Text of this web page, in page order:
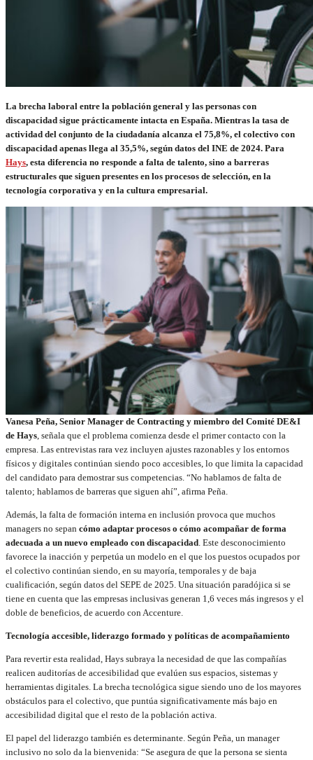
La brecha laboral entre la población general y las personas con
discapacidad sigue prácticamente intacta en España. Mientras la tasa de
actividad del conjunto de la ciudadanía alcanza el 75,8%, el colectivo con
discapacidad apenas llega al 35,5%, según datos del INE de 2024. Para
Hays, esta diferencia no responde a falta de talento, sino a barreras
estructurales que siguen presentes en los procesos de selección, en la
tecnología corporativa y en la cultura empresarial.
Vanesa Peña, Senior Manager de Contracting y miembro del Comité DE&I
de Hays, señala que el problema comienza desde el primer contacto con la
empresa. Las entrevistas rara vez incluyen ajustes razonables y los entornos
físicos y digitales continúan siendo poco accesibles, lo que limita la capacidad
del candidato para demostrar sus competencias. “No hablamos de falta de
talento; hablamos de barreras que siguen ahí”, afirma Peña.
Además, la falta de formación interna en inclusión provoca que muchos
managers no sepan cómo adaptar procesos o cómo acompañar de forma
adecuada a un nuevo empleado con discapacidad. Este desconocimiento
favorece la inacción y perpetúa un modelo en el que los puestos ocupados por
el colectivo continúan siendo, en su mayoría, temporales y de baja
cualificación, según datos del SEPE de 2025. Una situación paradójica si se
tiene en cuenta que las empresas inclusivas generan 1,6 veces más ingresos y el
doble de beneficios, de acuerdo con Accenture.
Tecnología accesible, liderazgo formado y políticas de acompañamiento
Para revertir esta realidad, Hays subraya la necesidad de que las compañías
realicen auditorías de accesibilidad que evalúen sus espacios, sistemas y
herramientas digitales. La brecha tecnológica sigue siendo uno de los mayores
obstáculos para el colectivo, que puntúa significativamente más bajo en
accesibilidad digital que el resto de la población activa.
El papel del liderazgo también es determinante. Según Peña, un manager
inclusivo no solo da la bienvenida: “Se asegura de que la persona se sienta